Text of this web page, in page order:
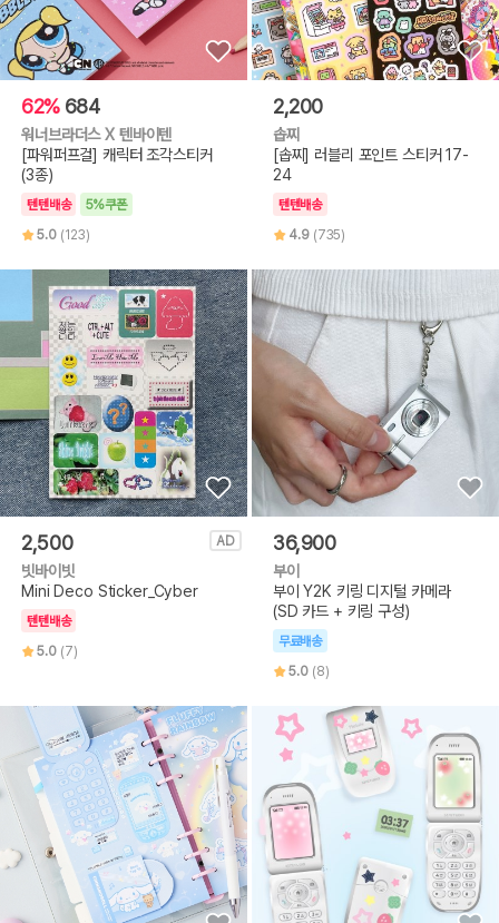
62% 684
워너브라더스 X 텐바이텐
[파워퍼프걸] 캐릭터 조각스티커
(3종)
텐텐배송
5%쿠폰
5.0 (123)
2,200
솝찌
[솝찌] 러블리 포인트 스티커 17-
24
텐텐배송
4.9 (735)
2,500
빗바이빗
Mini Deco Sticker_Cyber
텐텐배송
5.0 (7)
AD 36,900
부이
부이 Y2K 키링 디지털 카메라
(SD 카드 + 키링 구성)
무료배송
5.0 (8)